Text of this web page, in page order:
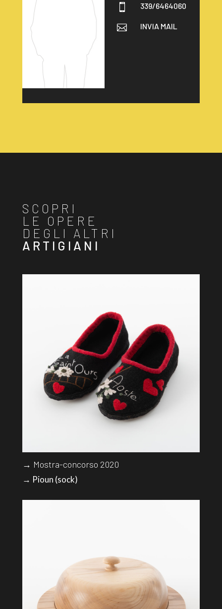
 339/6464060
 INVIA MAIL
SCOPRI
LE OPERE
DEGLI ALTRI
ARTIGIANI
→ Mostra-concorso 2020
→ Pioun (sock)